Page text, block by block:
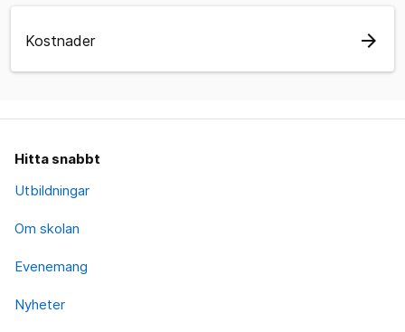
Kostnader arrow_forward
Hitta snabbt
Utbildningar
Om skolan
Evenemang
Nyheter